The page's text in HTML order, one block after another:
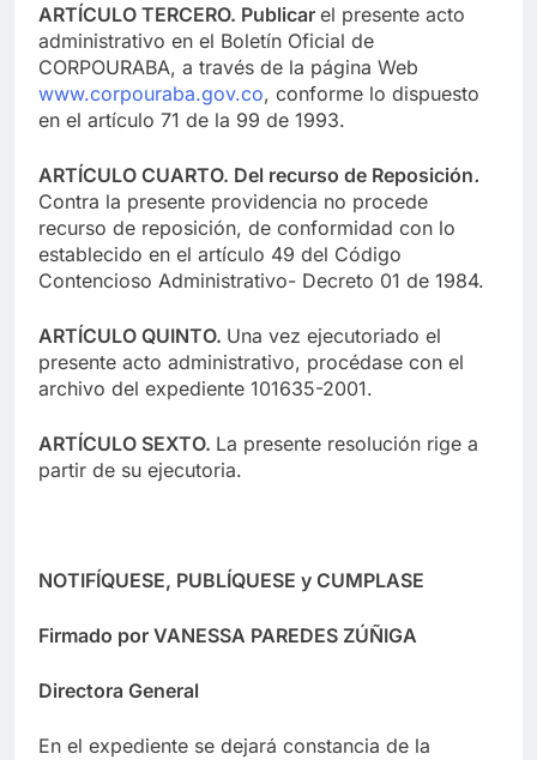
ARTÍCULO TERCERO. Publicar el presente acto
administrativo en el Boletín Oficial de
CORPOURABA, a través de la página Web
www.corpouraba.gov.co, conforme lo dispuesto
en el artículo 71 de la 99 de 1993.
ARTÍCULO CUARTO. Del recurso de Reposición.
Contra la presente providencia no procede
recurso de reposición, de conformidad con lo
establecido en el artículo 49 del Código
Contencioso Administrativo- Decreto 01 de 1984.
ARTÍCULO QUINTO. Una vez ejecutoriado el
presente acto administrativo, procédase con el
archivo del expediente 101635-2001.
ARTÍCULO SEXTO. La presente resolución rige a
partir de su ejecutoria.
NOTIFÍQUESE, PUBLÍQUESE y CUMPLASE
Firmado por VANESSA PAREDES ZÚÑIGA
Directora General
En el expediente se dejará constancia de la